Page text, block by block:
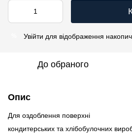
Увійти для відображення
До обраного
Опис
Для оздоблення поверхні
кондитерських та хлібобулочних